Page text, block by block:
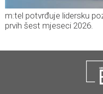
m:tel potvrđuje lidersku
prvih šest mjeseci 2026.